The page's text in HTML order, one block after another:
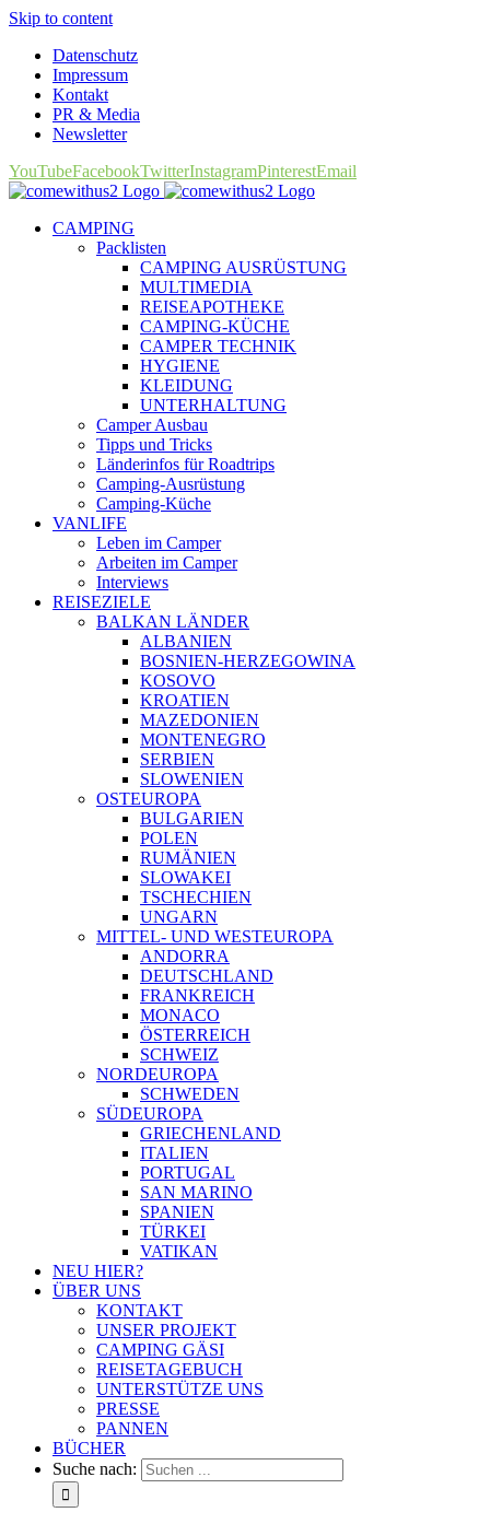
Skip to content
Datenschutz
Impressum
Kontakt
PR & Media
Newsletter
YouTubeFacebookTwitterInstagramPinterestEmail
CAMPING
Packlisten
CAMPING AUSRÜSTUNG
MULTIMEDIA
REISEAPOTHEKE
CAMPING-KÜCHE
CAMPER TECHNIK
HYGIENE
KLEIDUNG
UNTERHALTUNG
Camper Ausbau
Tipps und Tricks
Länderinfos für Roadtrips
Camping-Ausrüstung
Camping-Küche
VANLIFE
Leben im Camper
Arbeiten im Camper
Interviews
REISEZIELE
BALKAN LÄNDER
ALBANIEN
BOSNIEN-HERZEGOWINA
KOSOVO
KROATIEN
MAZEDONIEN
MONTENEGRO
SERBIEN
SLOWENIEN
OSTEUROPA
BULGARIEN
POLEN
RUMÄNIEN
SLOWAKEI
TSCHECHIEN
UNGARN
MITTEL- UND WESTEUROPA
ANDORRA
DEUTSCHLAND
FRANKREICH
MONACO
ÖSTERREICH
SCHWEIZ
NORDEUROPA
SCHWEDEN
SÜDEUROPA
GRIECHENLAND
ITALIEN
PORTUGAL
SAN MARINO
SPANIEN
TÜRKEI
VATIKAN
NEU HIER?
ÜBER UNS
KONTAKT
UNSER PROJEKT
CAMPING GÄSI
REISETAGEBUCH
UNTERSTÜTZE UNS
PRESSE
PANNEN
BÜCHER
Suche nach: